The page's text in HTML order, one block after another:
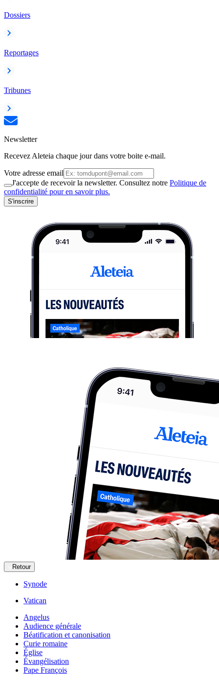
Dossiers
Reportages
Tribunes
Newsletter
Recevez Aleteia chaque jour dans votre boite e-mail.
Votre adresse email
J'accepte de recevoir la newsletter. Consultez notre Politique de
confidentialité pour en savoir plus.
S'inscrire
Retour
Synode
Vatican
Angelus
Audience générale
Béatification et canonisation
Curie romaine
Église
Évangélisation
Pape François